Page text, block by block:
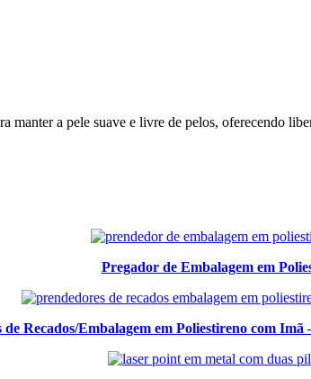
a pele suave e livre de pelos, oferecendo
Pregador de Embalagem em
de Recados/Embalagem em Poliestireno com